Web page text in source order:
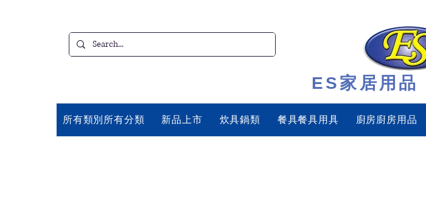
ES家居用品
所有類別所有分類 新品上市 炊具鍋類 餐具餐具用具 廚房廚房用品